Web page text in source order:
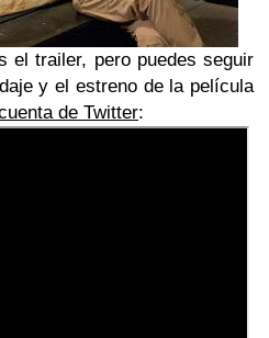
el trailer, pero puedes seguir
y el estreno de la película
de Twitter: